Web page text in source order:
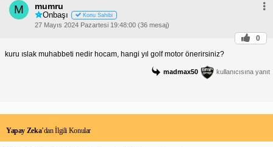
M mumru
Onbaşı Konu Sahibi
27 Mayıs 2024 Pazartesi 19:48:00 (36 mesaj)
0
kuru ıslak muhabbeti nedir hocam, hangi yıl golf motor önerirsiniz?
madmax50 kullanıcısına yanıt
Yapay Zeka’dan İlgili Konular